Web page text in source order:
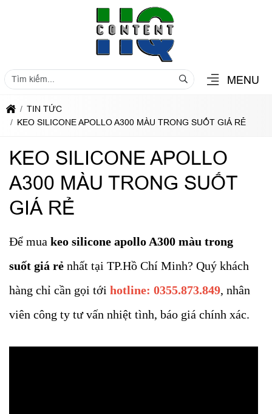
MENU
TIN TỨC
KEO SILICONE APOLLO A300 MÀU TRONG SUỐT GIÁ RẺ
KEO SILICONE APOLLO
A300 MÀU TRONG SUỐT
GIÁ RẺ
Để mua keo silicone apollo A300 màu trong
suốt giá rẻ nhất tại TP.Hồ Chí Minh? Quý khách
hàng chỉ cần gọi tới hotline: 0355.873.849, nhân
viên công ty tư vấn nhiệt tình, báo giá chính xác.